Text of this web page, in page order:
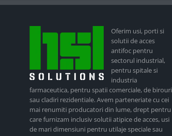
Oferim usi, porti si
solutii de acces
antifoc pentru
sectorul industrial,
pentru spitale si
industria
farmaceutica, pentru spatii comerciale, de birouri
sau cladiri rezidentiale. Avem parteneriate cu cei
mai renumiti producatori din lume, drept pentru
care furnizam inclusiv solutii atipice de acces, usi
de mari dimensiuni pentru utilaje speciale sau